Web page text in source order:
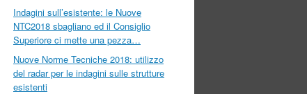
Indagini sull’esistente: le Nuove
NTC2018 sbagliano ed il Consiglio
Superiore ci mette una pezza…
Nuove Norme Tecniche 2018: utilizzo
del radar per le indagini sulle strutture
esistenti